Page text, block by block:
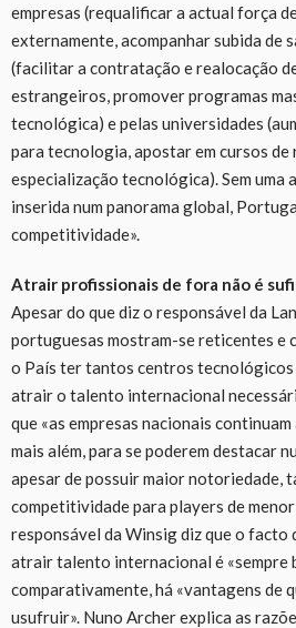
empresas (requalificar a actual força
externamente, acompanhar subida de
(facilitar a contratação e realocação
estrangeiros, promover programas
tecnológica) e pelas universidades
para tecnologia, apostar em cursos
especialização tecnológica). Sem uma
inserida num panorama global,
competitividade».
Atrair profissionais de fora não é
Apesar do que diz o responsável da
portuguesas mostram-se reticentes e
o País ter tantos centros tecnológicos
atrair o talento internacional
que «as empresas nacionais
mais além, para se poderem destacar
apesar de possuir maior notoriedade,
competitividade para players de menor
responsável da Winsig diz que o
atrair talento internacional é «sempre
comparativamente, há «vantagens de
usufruir». Nuno Archer explica as